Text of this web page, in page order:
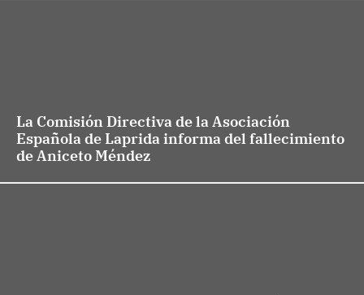
La Comisión Directiva de la Asociación
Española de Laprida informa del fallecimiento
de Aniceto Méndez